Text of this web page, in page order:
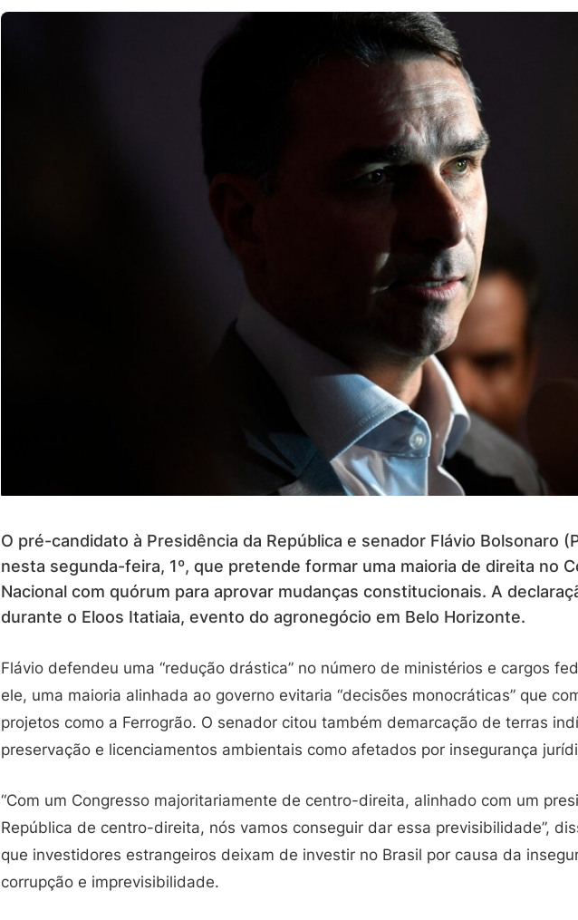
O pré-candidato à Presidência da República e senador Flávio Bolsonaro
nesta segunda-feira, 1º, que pretende formar uma maioria de direita no
Nacional com quórum para aprovar mudanças constitucionais. A
durante o Eloos Itatiaia, evento do agronegócio em Belo Horizonte.
Flávio defendeu uma “redução drástica” no número de ministérios e cargos
ele, uma maioria alinhada ao governo evitaria “decisões monocráticas” que
projetos como a Ferrogrão. O senador citou também demarcação de terras
preservação e licenciamentos ambientais como afetados por insegurança
“Com um Congresso majoritariamente de centro-direita, alinhado com um
República de centro-direita, nós vamos conseguir dar essa previsibilidade”,
que investidores estrangeiros deixam de investir no Brasil por causa da
corrupção e imprevisibilidade.